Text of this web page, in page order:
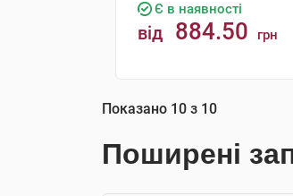
Є в наявності
від 884.50 грн
Показано 10 з 10
Поширені